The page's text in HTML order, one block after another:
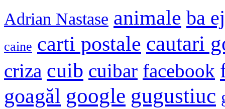
Adrian Nastase animale ba
caine carti postale cautari
criza cuib cuibar facebook
goagăl google gugustiuc